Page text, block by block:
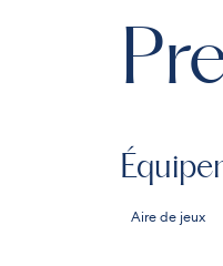
Aire de jeux